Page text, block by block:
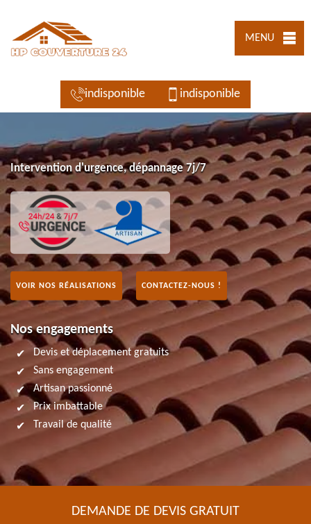
MENU
indisponible indisponible
Intervention d'urgence, dépannage 7j/7
VOIR NOS RÉALISATIONS CONTACTEZ-NOUS !
Nos engagements
Devis et déplacement gratuits
Sans engagement
Artisan passionné
Prix imbattable
Travail de qualité
DEMANDE DE DEVIS GRATUIT